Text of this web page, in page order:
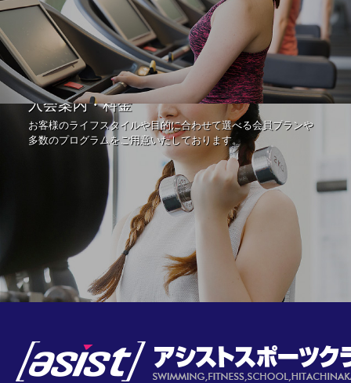
入会案内・料金
お客様のライフスタイルや目的に合わせて選べる会員プランや
多数のプログラムをご用意いたしております。